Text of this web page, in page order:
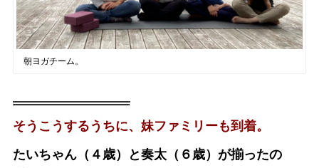
朝ヨガチーム。
そうこうするうちに、妹ファミリーも到着。
たいちゃん（４歳）と奏太（６歳）が揃ったの